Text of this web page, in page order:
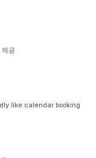
공
like calendar booking